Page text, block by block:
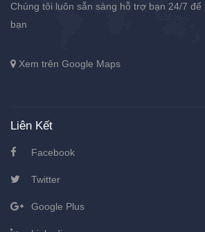
Chúng tôi luôn sẵn sàng hỗ trợ bạn 24/7 để
bạn
Xem trên Google Maps
Liên Kết
Facebook
Twitter
Google Plus